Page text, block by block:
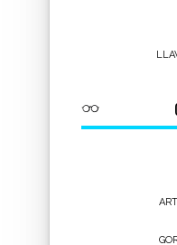
Botella deportiva
Decoración
coloridas del
Capacidad: 850
resistente. Tapa
silicona y